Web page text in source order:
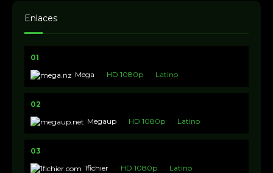
Enlaces
01
Mega
HD 1080p Latino
02
Megaup
HD 1080p Latino
03
1fichier
HD 1080p Latino